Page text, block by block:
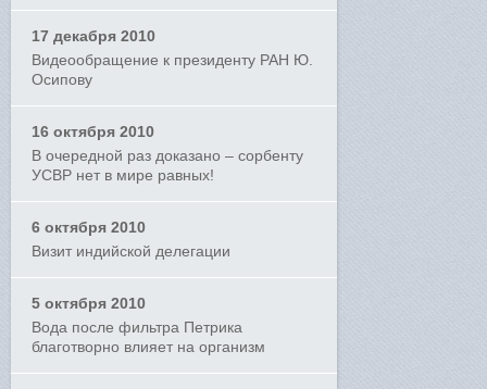
17 декабря 2010
Видеообращение к президенту РАН Ю.
Осипову
16 октября 2010
В очередной раз доказано – сорбенту
УСВР нет в мире равных!
6 октября 2010
Визит индийской делегации
5 октября 2010
Вода после фильтра Петрика
благотворно влияет на организм